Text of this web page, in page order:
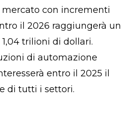
con incrementi
il 2026 raggiungerà un
1,04 trilioni di dollari.
di automazione
entro il 2025 il
di tutti i settori.